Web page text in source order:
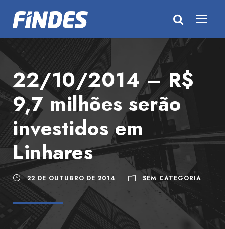
22/10/2014 – R$
9,7 milhões serão
investidos em
Linhares
22 DE OUTUBRO DE 2014 SEM CATEGORIA